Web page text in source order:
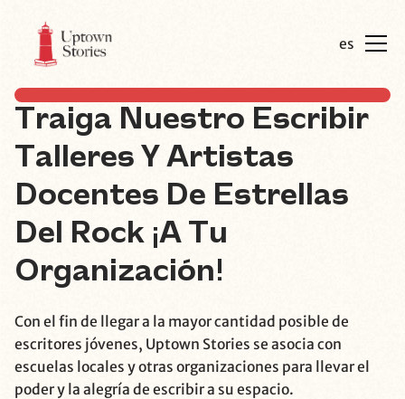
es
Traiga Nuestro Escribir
Talleres Y Artistas
Docentes De Estrellas
Del Rock ¡a Tu
Organización!
Con el fin de llegar a la mayor cantidad posible de
escritores jóvenes, Uptown Stories se asocia con
escuelas locales y otras organizaciones para llevar el
poder y la alegría de escribir a su espacio.